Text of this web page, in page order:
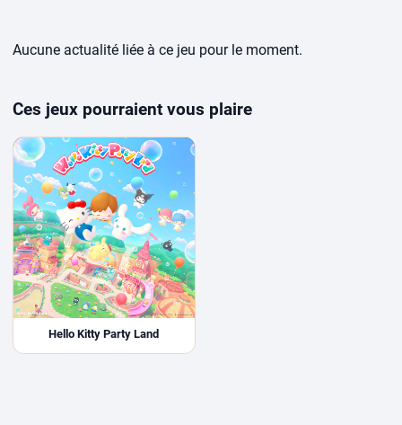
Aucune actualité liée à ce jeu pour le moment.
Ces jeux pourraient vous plaire
Hello Kitty Party Land